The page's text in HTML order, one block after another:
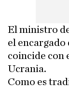
El ministro
el encargado
coincide con
Ucrania.
Como es